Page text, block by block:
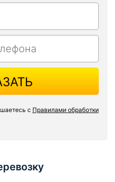
с Правилами обработки